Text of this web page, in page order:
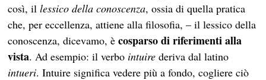
così, illessico della conoscenza, ossia di quella pratica
che, per eccellenza, attiene alla filosofia, – il lessico della
conoscenza, dicevamo, ècosparso di riferimenti alla
vista. Ad esempio: il verbo intuire deriva dal latino
intueri. Intuire significa vedere più a fondo, cogliere ciò